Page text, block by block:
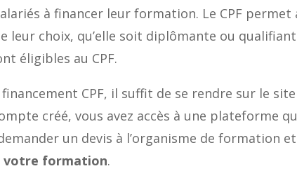
à financer leur formation. Le CPF
leur choix, qu’elle soit diplômante ou
éligibles au CPF.
CPF, il suffit de se rendre sur le
créé, vous avez accès à une plateforme
un devis à l’organisme de formation
votre formation.